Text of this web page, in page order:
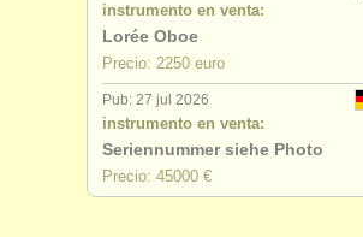
instrumento en venta:
Lorée Oboe
Precio: 2250 euro
Pub: 27 jul 2026
instrumento en venta:
Seriennummer siehe Photo
Precio: 45000 €